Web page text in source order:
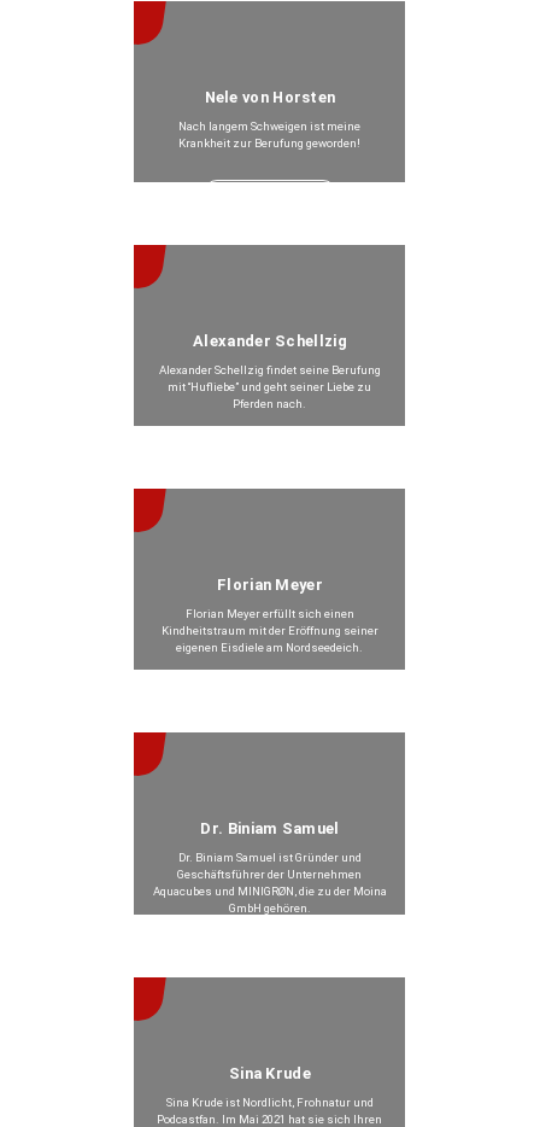
Nele von Horsten
Nach langem Schweigen ist meine
Krankheit zur Berufung geworden!
Alexander Schellzig
Alexander Schellzig findet seine Berufung
mit “Hufliebe” und geht seiner Liebe zu
Pferden nach.
Florian Meyer
Florian Meyer erfüllt sich einen
Kindheitstraum mit der Eröffnung seiner
eigenen Eisdiele am Nordseedeich.
Dr. Biniam Samuel
Dr. Biniam Samuel ist Gründer und
Geschäftsführer der Unternehmen
Aquacubes und MINIGRØN, die zu der Moina
GmbH gehören.
Sina Krude
Sina Krude ist Nordlicht, Frohnatur und
Podcastfan. Im Mai 2021 hat sie sich Ihren